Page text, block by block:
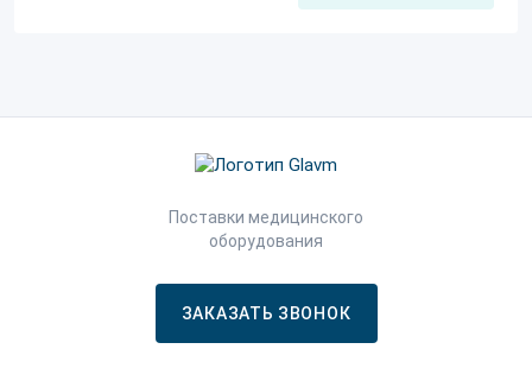
Поставки медицинского
оборудования
ЗАКАЗАТЬ ЗВОНОК